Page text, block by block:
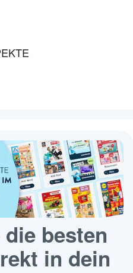
besten
in dein